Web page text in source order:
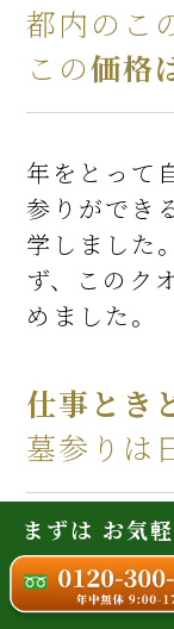
都内のこ
この価格
年をとって
参りができ
学しました
ず、このク
めました。
仕事とき
墓参りは
兄弟が少な
るのはとて
まずは お気軽